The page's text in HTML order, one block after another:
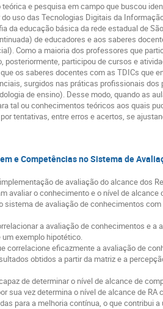
e pesquisa em campo que buscou
uso das Tecnologias Digitais da
da educação básica da rede estadual de
de educadores e aos saberes
Como a maioria dos professores que
posteriormente, participou de cursos e
os saberes docentes com as TDICs que
surgidos nas práticas profissionais
de ensino). Desse modo, quando as
tal ou conhecimentos teóricos aos quais
tentativas, entre erros e acertos, se
e Competências no Sistema de
de avaliação do alcance dos
avaliar o conhecimento e o nível de alcance
sistema de avaliação de conhecimentos
a avaliação de conhecimentos e a
exemplo hipotético.
correlacione eficazmente a avaliação de
obtidos a partir da matriz e a
de determinar o nível de alcance de
sua vez determina o nível de alcance de
para a melhoria contínua, o que contribui